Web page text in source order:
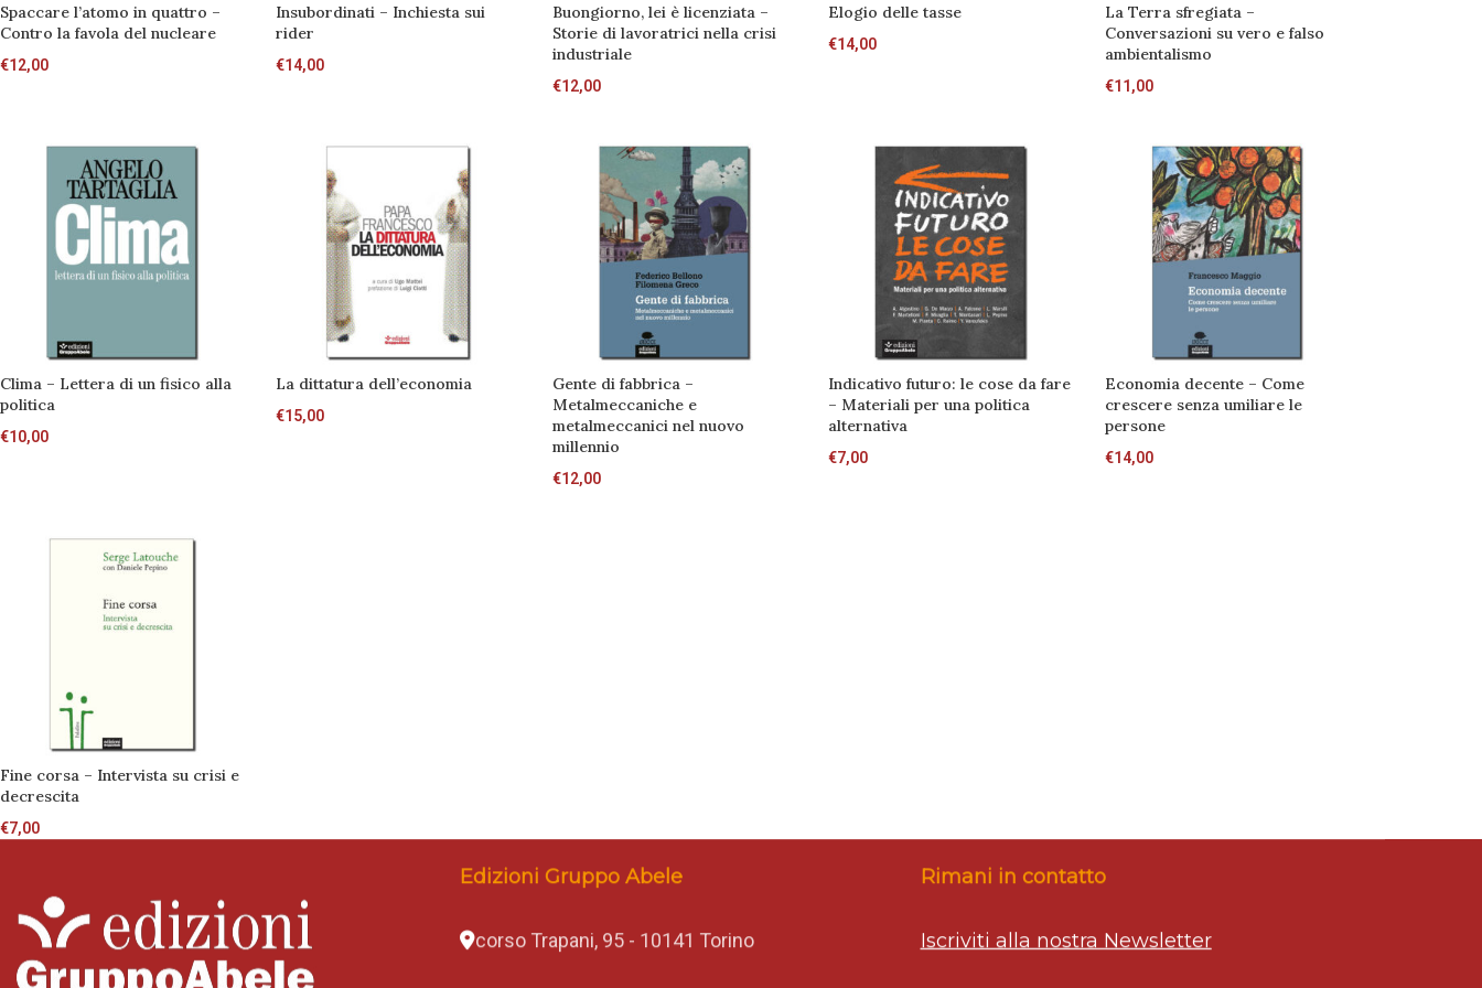
Spaccare l’atomo in quattro –
Contro la favola del nucleare
€12,00
Insubordinati – Inchiesta sui
rider
€14,00
Buongiorno, lei è licenziata –
Storie di lavoratrici nella crisi
industriale
€12,00
Elogio delle tasse
€14,00
La Terra sfregiata –
Conversazioni su vero e falso
ambientalismo
€11,00
Clima – Lettera di un fisico alla
politica
€10,00
La dittatura dell’economia
€15,00
Gente di fabbrica –
Metalmeccaniche e
metalmeccanici nel nuovo
millennio
€12,00
Indicativo futuro: le cose da fare
– Materiali per una politica
alternativa
€7,00
Economia decente – Come
crescere senza umiliare le
persone
€14,00
Fine corsa – Intervista su crisi e
decrescita
€7,00
Edizioni Gruppo Abele
corso Trapani, 95 - 10141 Torino
Rimani in contatto
Iscriviti alla nostra Newsletter